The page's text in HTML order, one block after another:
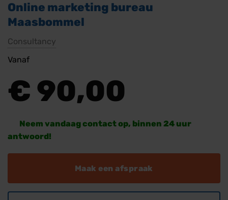
Online marketing bureau
Maasbommel
Consultancy
Vanaf
€ 90,00
Neem vandaag contact op, binnen 24 uur
antwoord!
Maak een afspraak